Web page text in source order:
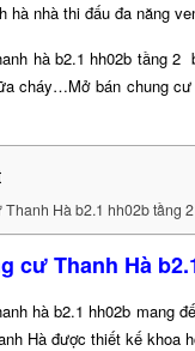
hà nhà thi đấu đa năng
hà b2.1 hh02b tầng
cháy…Mở bán chung
Thanh Hà b2.1 hh02b tầng
cư Thanh Hà
hà b2.1 hh02b mang
Hà được thiết kế khoa